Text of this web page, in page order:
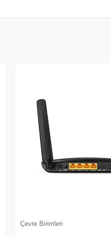
Çevre Birimleri